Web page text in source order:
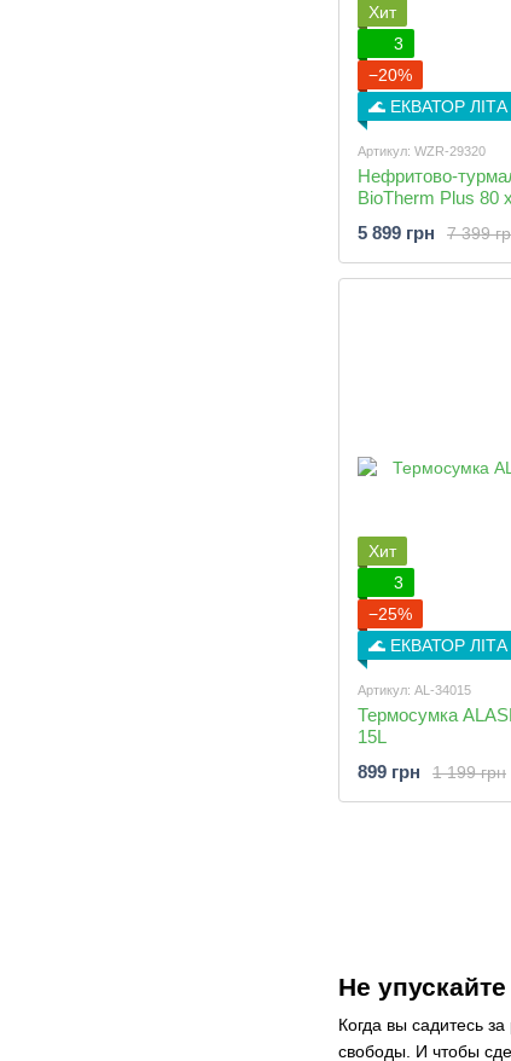
Не
Когда вы садитесь
свободы. И чтобы
Хит
3
−20%
🌊 ЕКВАТОР ЛІТА
Артикул: WZR-29320
Нефритово-
BioTherm Plus 80
7 399
5 899 грн
Хит
3
−25%
🌊 ЕКВАТОР ЛІТА
Артикул: AL-34015
Термосумка
15L
1 199 грн
899 грн